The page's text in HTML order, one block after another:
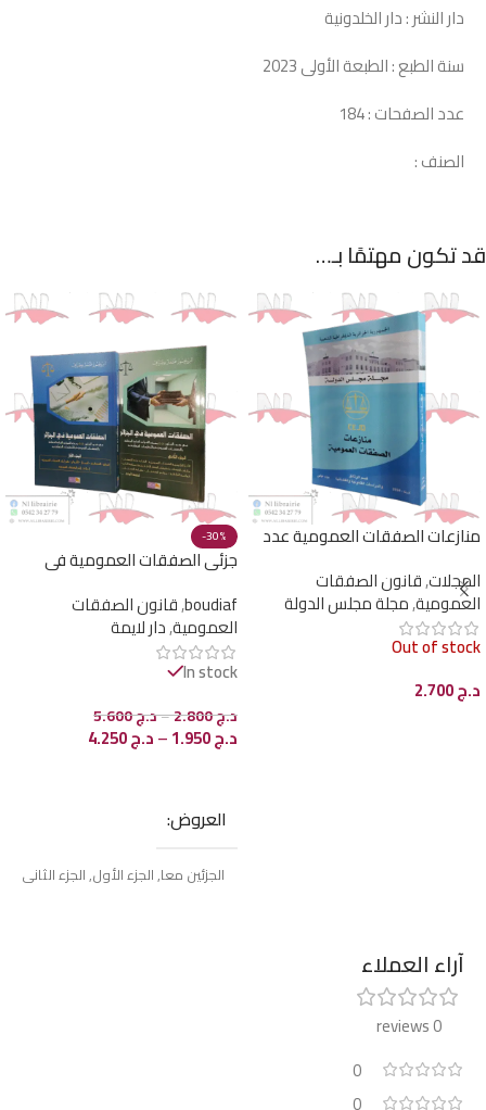
دار النشر : دار الخلدونية
سنة الطبع : الطبعة الأولى 2023
عدد الصفحات : 184
الصنف :
قد تكون مهتمًا بـ…
منازعات الصفقات العمومية عدد
المجلات,قانون الصفقات
العمومية,مجلة مجلس الدولة
Out of stock
د.ج
-30%
جزئي الصفقات العمومية في
boudiaf
,قانون الصفقات
العمومية,دار لايمة
In stock
د.ج2.800
–د.ج5.600
د.ج –د.ج
العروض
الجزئين معا,الجزء الأول,الجزء الثاني
آراء العملاء
0 reviews
0